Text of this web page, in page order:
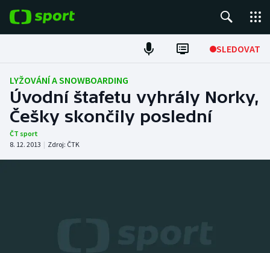
SLEDOVAT
Fotbal
Hokej
Tenis
Atletika
LYŽOVÁNÍ A SNOWBOARDING
Úvodní štafetu vyhrály Norky,
Češky skončily poslední
ČT sport
8. 12. 2013 | Zdroj: ČTK